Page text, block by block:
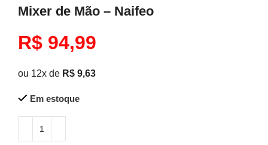
Mixer de Mão – Naifeo
R$ 94,99
ou 12x de R$ 9,63
Em estoque